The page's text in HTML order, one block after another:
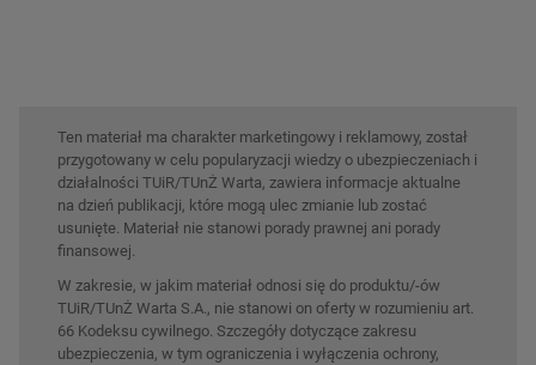
Ten materiał ma charakter marketingowy i reklamowy, został
przygotowany w celu popularyzacji wiedzy o ubezpieczeniach i
działalności TUiR/TUnŻ Warta, zawiera informacje aktualne
na dzień publikacji, które mogą ulec zmianie lub zostać
usunięte. Materiał nie stanowi porady prawnej ani porady
finansowej.
W zakresie, w jakim materiał odnosi się do produktu/-ów
TUiR/TUnŻ Warta S.A., nie stanowi on oferty w rozumieniu art.
66 Kodeksu cywilnego. Szczegóły dotyczące zakresu
ubezpieczenia, w tym ograniczenia i wyłączenia ochrony,